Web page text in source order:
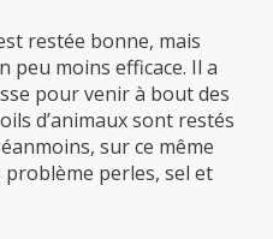
restée bonne, mais
peu moins efficace. Il a
pour venir à bout des
d’animaux sont restés
sur ce même
problème perles, sel et